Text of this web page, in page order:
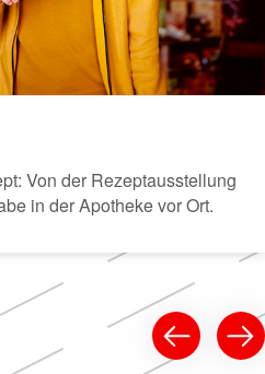
Von der Rezeptausstellung
in der Apotheke vor Ort.